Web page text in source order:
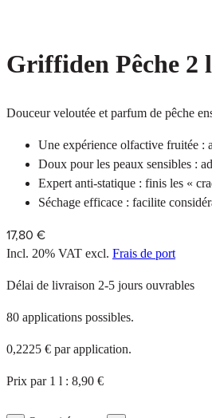
Griffiden Pêche 2 l
Douceur veloutée et parfum de pêche
Une expérience olfactive fruitée :
Doux pour les peaux sensibles :
Expert anti-statique : finis les «
Séchage efficace : facilite
17,80 €
Incl. 20% VAT excl. Frais de port
Délai de livraison 2-5 jours ouvrables
80 applications possibles.
0,2225 € par application.
Prix par 1 l : 8,90 €